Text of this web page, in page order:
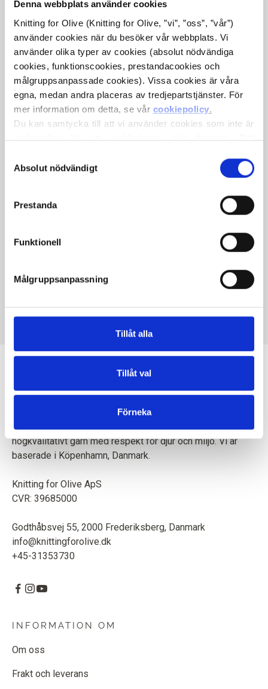
Denna webbplats använder cookies
Knitting for Olive (Knitting for Olive, ”vi”, ”oss”, ”vår”)
använder cookies när du besöker vår webbplats. Vi
använder olika typer av cookies (absolut nödvändiga
cookies, funktionscookies, prestandacookies och
målgruppsanpassade cookies). Vissa cookies är våra
egna, medan andra placeras av tredjepartstjänster. För
mer information om detta, se vår cookiepolicy.
Du kan samtycka till att vi använder cookies som inte är
nödvändiga för att webbplatsen ska fungera. Ditt
egenskap av personuppgiftsansvarig, får behandla dina
Du kan när som helst ändra eller återkalla ditt samtycke
via vår cookiepolicy
, där du också hittar information om
avAbsolut nödvändigt
Prestanda
Funktionell
Målgruppsanpassning
Tillåt alla
Tillåt val
Förneka
KNITTING FOR OLIVE
SOFT SILK MOHAIR -
KNITTING FOR OLIVE
SOFT SILK MOHAIR -
KNITTING FOR OLIVE
SNOWFLAKE
SALE PRICE
€10,10
KNITTING FOR OLIVE
UNDYED
SALE PRICE
€10,10
En mor och dotter skapar tillsammans stickmönster och
högkvalitativt garn med respekt för djur och miljö. Vi är
baserade i Köpenhamn, Danmark.
Knitting for Olive ApS
CVR: 39685000
Godthåbsvej 55, 2000 Frederiksberg, Danmark
info@knittingforolive.dk
+45-31353730
INFORMATION OM
Om oss
Frakt och leverans